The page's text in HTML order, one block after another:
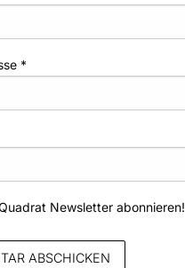
*
Newsletter abonnieren!